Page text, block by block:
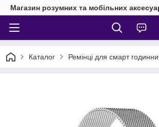
Магазин розумних та мобільних
Каталог Ремінці для смарт